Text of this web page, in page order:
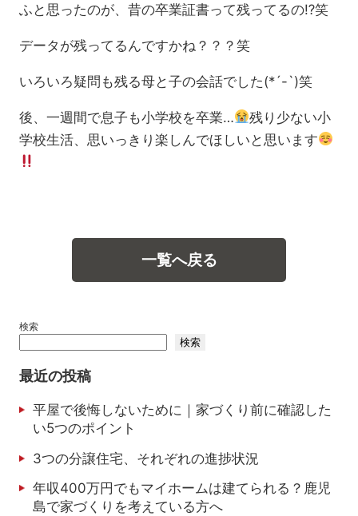
ふと思ったのが、昔の卒業証書って残ってるの⁉︎笑
データが残ってるんですかね？？？笑
いろいろ疑問も残る母と子の会話でした(*´-`)笑
後、一週間で息子も小学校を卒業…
残り少ない小
学校生活、思いっきり楽しんでほしいと思います
一覧へ戻る
検索
検索
最近の投稿
平屋で後悔しないために｜家づくり前に確認した
い5つのポイント
3つの分譲住宅、それぞれの進捗状況
年収400万円でもマイホームは建てられる？鹿児
島で家づくりを考えている方へ